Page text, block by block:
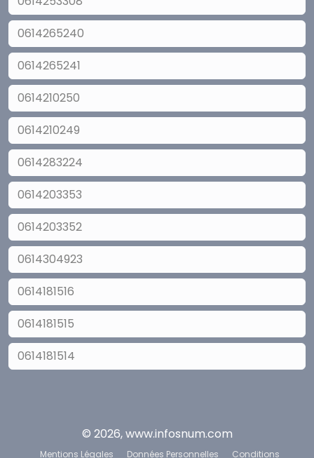
0614265240
0614265241
0614210250
0614210249
0614283224
0614203353
0614203352
0614304923
0614181516
0614181515
0614181514
© 2026, www.infosnum.com
Mentions Légales Données Personnelles
Conditions